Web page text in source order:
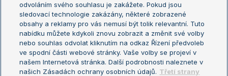
Turnaj mistrů
Turnaj mistryň
Aktualní trendy
Fotbalové přestupy
Livesport Daily
odvoláním svého souhlasu je zakážete. Pokud jsou
sledovací technologie zakázány, některé zobrazené
obsahy a reklamy pro vás nemusí být tolik relevantní. Tuto
nabídku můžete kdykoli znovu zobrazit a změnit své volby
nebo souhlas odvolat kliknutím na odkaz Řízení předvoleb
ve spodní části webové stránky. Vaše volby se projeví v
našem Internetová stránka. Další podrobnosti naleznete v
našich Zásadách ochrany osobních údajů. Třetí strany